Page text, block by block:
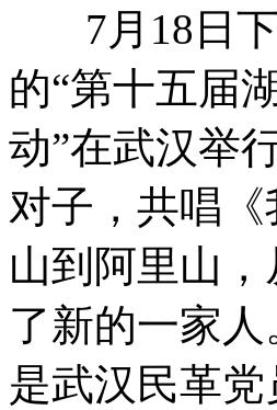
7月18日下
的“第十五届
动”在武汉举
对子，共唱
山到阿里山
了新的一家
是武汉民革党